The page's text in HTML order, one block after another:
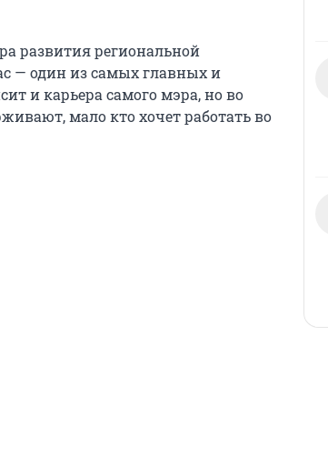
развития региональной
— один из самых главных и
и карьера самого мэра, но во
мало кто хочет работать во